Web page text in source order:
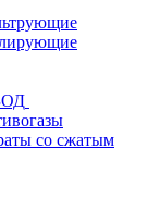
со сжатым